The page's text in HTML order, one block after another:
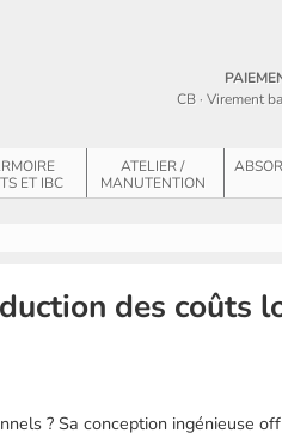
CB · Virement
ET IBC
ATELIER /
MANUTENTION
des coûts
? Sa conception ingénieuse